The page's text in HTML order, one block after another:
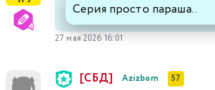
Серия просто параша..
27 мая 2026 16:01
[СБД] Azizborn 57